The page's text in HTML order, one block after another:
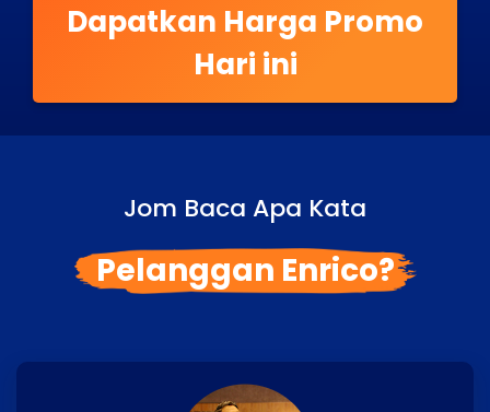
Dapatkan Harga Promo
Hari ini
Jom Baca Apa Kata
Pelanggan Enrico?